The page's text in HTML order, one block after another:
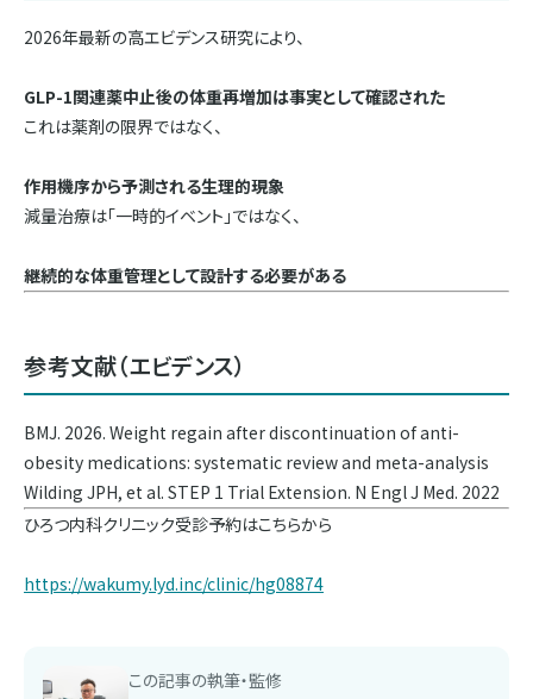
2026年最新の高エビデンス研究により、
GLP-1関連薬中止後の体重再増加は事実として確認された
これは薬剤の限界ではなく、
作用機序から予測される生理的現象
減量治療は「一時的イベント」ではなく、
継続的な体重管理として設計する必要がある
参考文献（エビデンス）
BMJ. 2026. Weight regain after discontinuation of anti-
obesity medications: systematic review and meta-analysis
Wilding JPH, et al. STEP 1 Trial Extension. N Engl J Med. 2022
ひろつ内科クリニック受診予約はこちらから
https://wakumy.lyd.inc/clinic/hg08874
この記事の執筆・監修